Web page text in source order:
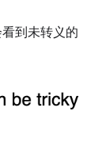
到未转义的